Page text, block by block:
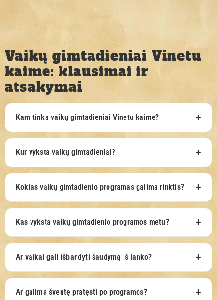
Vaikų gimtadieniai Vinetu
kaime: klausimai ir
atsakymai
Kam tinka vaikų gimtadieniai Vinetu kaime?
Kur vyksta vaikų gimtadieniai?
Kokias vaikų gimtadienio programas galima rinktis?
Kas vyksta vaikų gimtadienio programos metu?
Ar vaikai gali išbandyti šaudymą iš lanko?
Ar galima šventę pratęsti po programos?